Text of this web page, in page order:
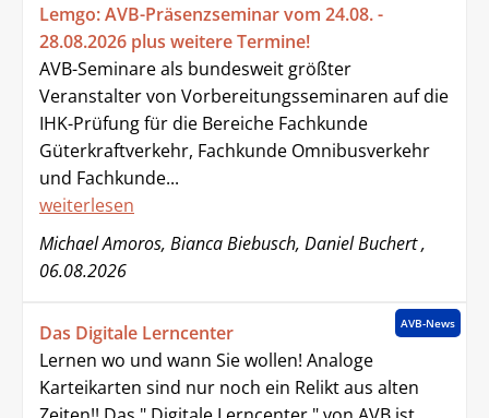
Lemgo: AVB-Präsenzseminar vom 24.08. -
28.08.2026 plus weitere Termine!
AVB-Seminare als bundesweit größter
Veranstalter von Vorbereitungsseminaren auf die
IHK-Prüfung für die Bereiche Fachkunde
Güterkraftverkehr, Fachkunde Omnibusverkehr
und Fachkunde...
weiterlesen
Michael Amoros, Bianca Biebusch, Daniel Buchert ,
06.08.2026
AVB-News
Das Digitale Lerncenter
Lernen wo und wann Sie wollen! Analoge
Karteikarten sind nur noch ein Relikt aus alten